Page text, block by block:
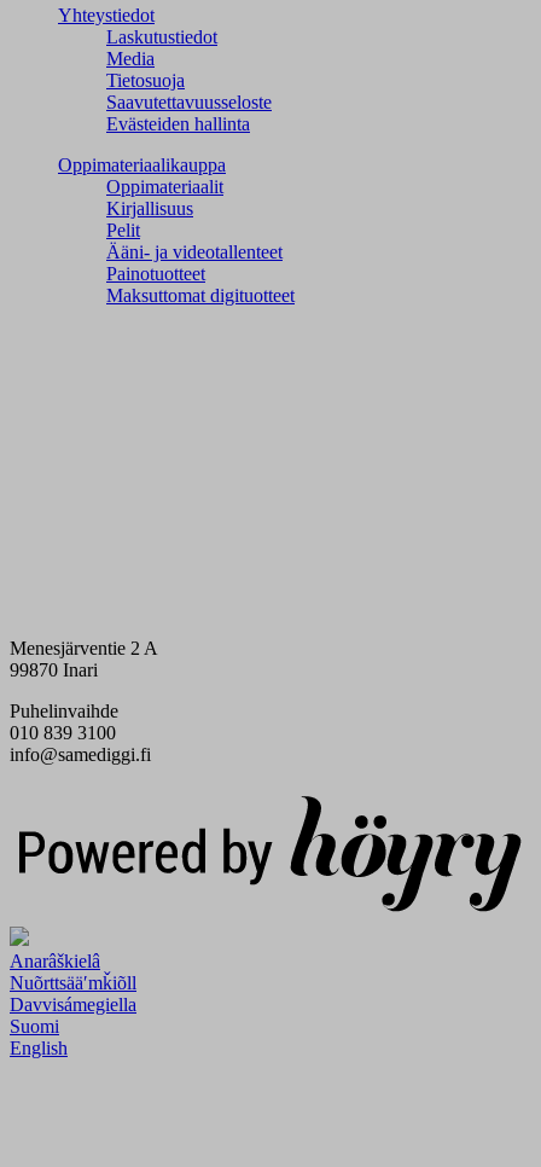
Yhteystiedot
Laskutustiedot
Media
Tietosuoja
Saavutettavuusseloste
Evästeiden hallinta
Oppimateriaalikauppa
Oppimateriaalit
Kirjallisuus
Pelit
Ääni- ja videotallenteet
Painotuotteet
Maksuttomat digituotteet
Menesjärventie 2 A
99870 Inari
Puhelinvaihde
010 839 3100
info@samediggi.fi
Anarâškielâ
Nuõrttsääʹmǩiõll
Davvisámegiella
Suomi
English